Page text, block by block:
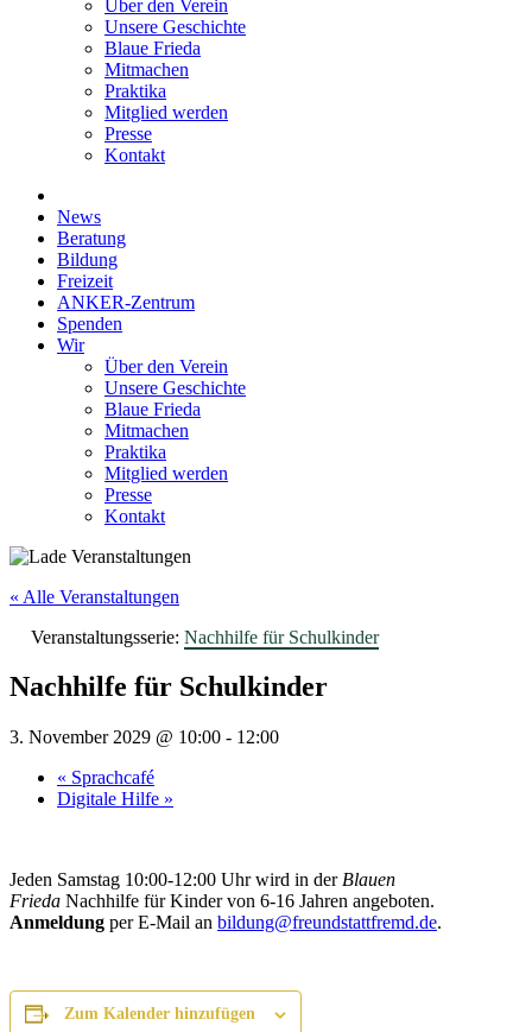
Über den Verein
Unsere Geschichte
Blaue Frieda
Mitmachen
Praktika
Mitglied werden
Presse
Kontakt
News
Beratung
Bildung
Freizeit
ANKER-Zentrum
Spenden
Wir
Über den Verein
Unsere Geschichte
Blaue Frieda
Mitmachen
Praktika
Mitglied werden
Presse
Kontakt
« Alle Veranstaltungen
Veranstaltungsserie: Nachhilfe für Schulkinder
Nachhilfe für Schulkinder
3. November 2029 @ 10:00 - 12:00
« Sprachcafé
Digitale Hilfe »
Jeden Samstag 10:00-12:00 Uhr wird in der Blauen
Frieda Nachhilfe für Kinder von 6-16 Jahren angeboten.
Anmeldung per E-Mail an bildung@freundstattfremd.de.
Zum Kalender hinzufügen